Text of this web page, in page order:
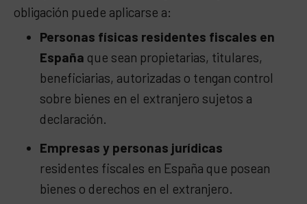
obligación puede aplicarse a:
Personas físicas residentes fiscales en
España que sean propietarias, titulares,
beneficiarias, autorizadas o tengan control
sobre bienes en el extranjero sujetos a
declaración.
Empresas y personas jurídicas
residentes fiscales en España que posean
bienes o derechos en el extranjero.